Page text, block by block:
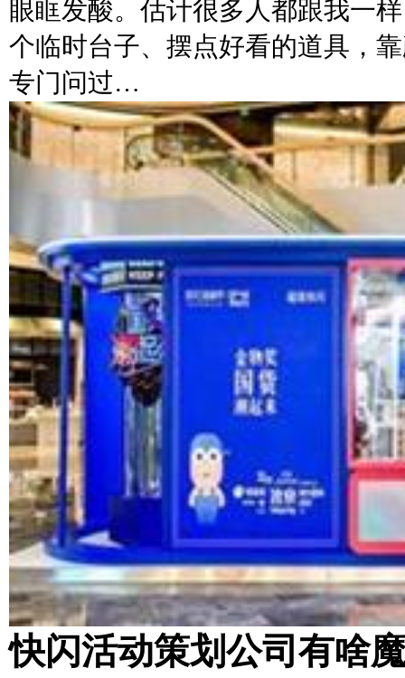
眼眶发酸。估计很多人都跟我一
个临时台子、摆点好看的道具，
专门问过…
快闪活动策划公司有啥